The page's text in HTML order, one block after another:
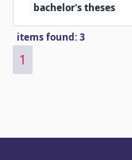
bachelor's theses
items found: 3
1